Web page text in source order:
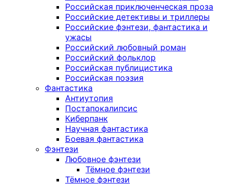
Российская приключенческая проза
Российские детективы и триллеры
Российские фэнтези, фантастика и
ужасы
Российский любовный роман
Российский фольклор
Российская публицистика
Российская поэзия
Фантастика
Антиутопия
Постапокалипсис
Киберпанк
Научная фантастика
Боевая фантастика
Фэнтези
Любовное фэнтези
Тёмное фэнтези
Тёмное фэнтези